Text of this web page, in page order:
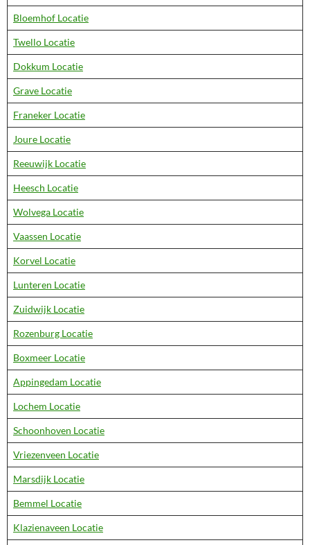
Bloemhof Locatie
Twello Locatie
Dokkum Locatie
Grave Locatie
Franeker Locatie
Joure Locatie
Reeuwijk Locatie
Heesch Locatie
Wolvega Locatie
Vaassen Locatie
Korvel Locatie
Lunteren Locatie
Zuidwijk Locatie
Rozenburg Locatie
Boxmeer Locatie
Appingedam Locatie
Lochem Locatie
Schoonhoven Locatie
Vriezenveen Locatie
Marsdijk Locatie
Bemmel Locatie
Klazienaveen Locatie